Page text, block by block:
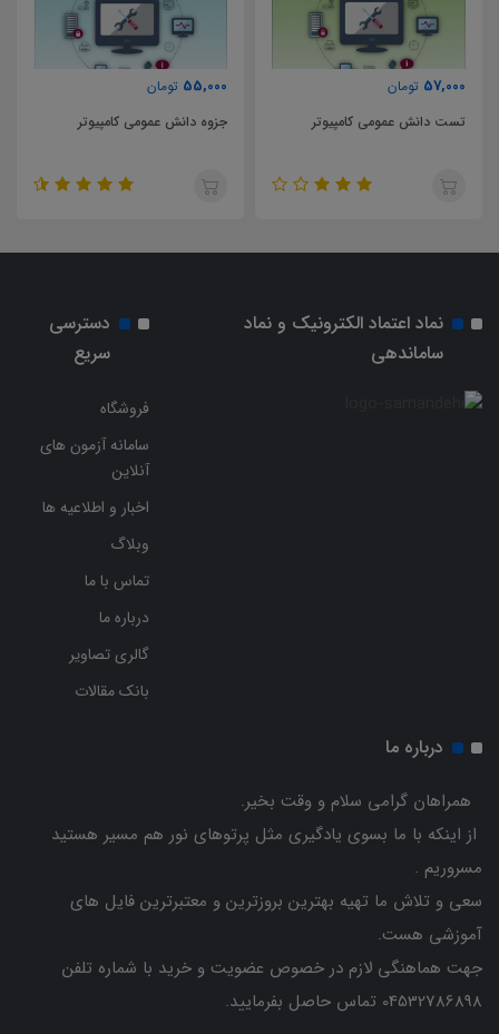
جزوه دانش عمومی کامپیوتر
تست طراحی معماری
نماد اعتماد الکترونیک و نماد
ساماندهی
دسترسی
سریع
فروشگاه
سامانه آزمون های
آنلاین
اخبار و اطلاعیه ها
وبلاگ
تماس با ما
درباره ما
گالری تصاویر
بانک مقالات
درباره ما
همراهان گرامی سلام و وقت بخیر.
از اینکه با ما بسوی یادگیری مثل پرتوهای نور هم مسیر هستید
مسروریم .
سعی و تلاش ما تهیه بهترین بروزترین و معتبرترین فایل های
آموزشی هست.
جهت هماهنگی لازم در خصوص عضویت و خرید با شماره تلفن
04532786898 تماس حاصل بفرمایید.